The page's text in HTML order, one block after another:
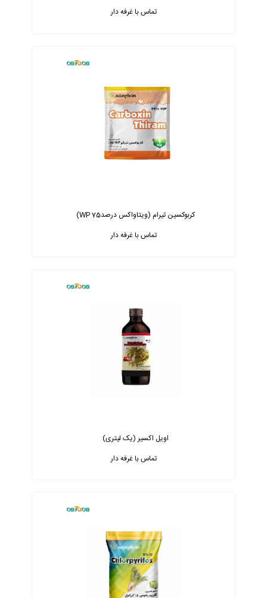
تماس با غرفه دار
کربوکسین تیرام (ویتاواکس درصد75 WP)
تماس با غرفه دار
اویل اکسیر (یک لیتری)
تماس با غرفه دار